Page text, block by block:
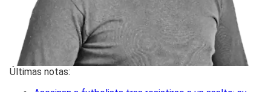
Últimas notas: